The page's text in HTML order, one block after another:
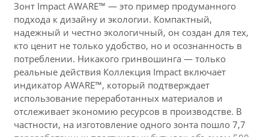
Зонт Impact AWARE™ — это пример продуманного
подхода к дизайну и экологии. Компактный,
надежный и честно экологичный, он создан для тех,
кто ценит не только удобство, но и осознанность в
потреблении. Никакого гринвошинга — только
реальные действия Коллекция Impact включает
индикатор AWARE™, который подтверждает
использование переработанных материалов и
отслеживает экономию ресурсов в производстве. В
частности, на изготовление одного зонта пошло 7,7